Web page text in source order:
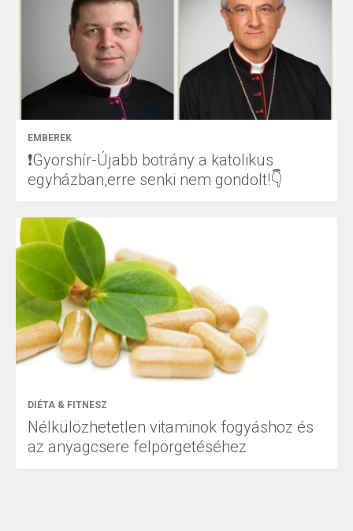
EMBEREK
❗Gyorshír-Újabb botrány a katolikus
egyházban,erre senki nem gondolt!👇
DIÉTA & FITNESZ
Nélkülözhetetlen vitaminok fogyáshoz és
az anyagcsere felpörgetéséhez